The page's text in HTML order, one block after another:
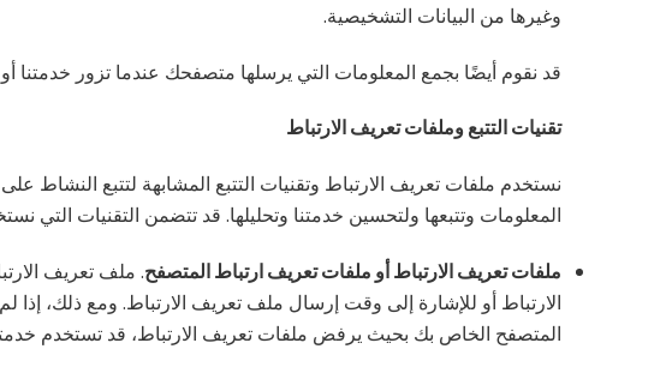
وغيرها من البيانات التشخيصية.
قد نقوم أيضًا بجمع المعلومات التي يرسلها متصفحك عندما تزور
تقنيات التتبع وملفات تعريف الارتباط
نستخدم ملفات تعريف الارتباط وتقنيات التتبع المشابهة لتتبع
المعلومات وتتبعها ولتحسين خدمتنا وتحليلها. قد تتضمن التقنيات التي
ملفات تعريف الارتباط أو ملفات تعريف ارتباط المتصفح. ملف تعريف
الارتباط أو للإشارة إلى وقت إرسال ملف تعريف الارتباط. ومع ذلك، إذا
المتصفح الخاص بك بحيث يرفض ملفات تعريف الارتباط، قد تستخدم